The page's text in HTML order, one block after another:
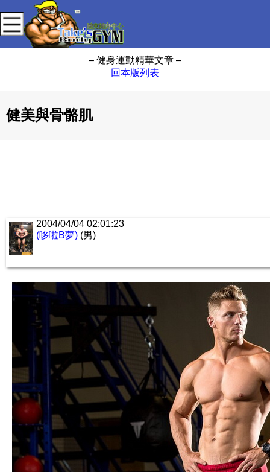
– 健身運動精華文章 –
回本版列表
健美與骨骼肌
2004/04/04 02:01:23
(哆啦B夢) (男)